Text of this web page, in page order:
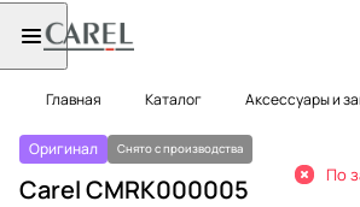
Главная Каталог Аксессуары и
Оригинал Снято с производства
Carel CMRK000005 По